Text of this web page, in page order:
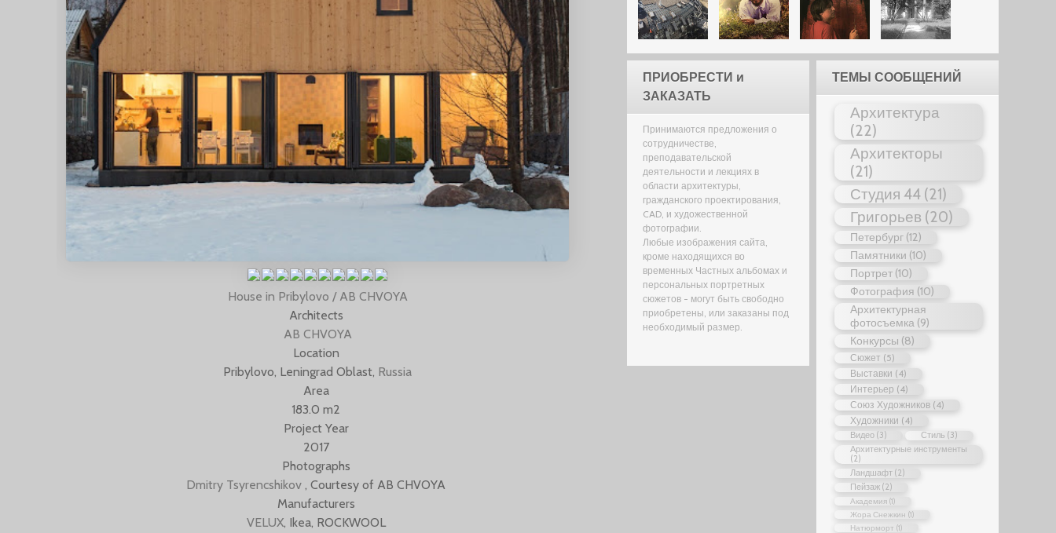
House in Pribylovo / AB CHVOYA
Architects
AB CHVOYA
Location
Pribylovo, Leningrad Oblast, Russia
Area
183.0 m2
Project Year
2017
Photographs
Dmitry Tsyrencshikov , Courtesy of AB CHVOYA
Manufacturers
VELUX, Ikea, ROCKWOOL
ПРИОБРЕСТИ и
ЗАКАЗАТЬ
Принимаются предложения о
сотрудничестве,
преподавательской
деятельности и лекциях в
области архитектуры,
гражданского проектирования,
CAD, и художественной
фотографии.
Любые изображения сайта,
кроме находящихся во
временных Частных альбомах и
персональных портретных
сюжетов - могут быть свободно
приобретены, или заказаны под
необходимый размер.
ТЕМЫ СООБЩЕНИЙ
Архитектура
(22)
Архитекторы
(21)
Студия 44 (21)
Григорьев (20)
Петербург (12)
Памятники (10)
Портрет (10)
Фотография (10)
Архитектурная
фотосъемка (9)
Конкурсы (8)
Сюжет (5)
Выставки (4)
Интерьер (4)
Союз Художников (4)
Художники (4)
Видео (3) Стиль (3)
Архитектурные инструменты
(2)
Ландшафт (2)
Пейзаж (2)
Академия (1)
Жора Снежкин (1)
Натюрморт (1)